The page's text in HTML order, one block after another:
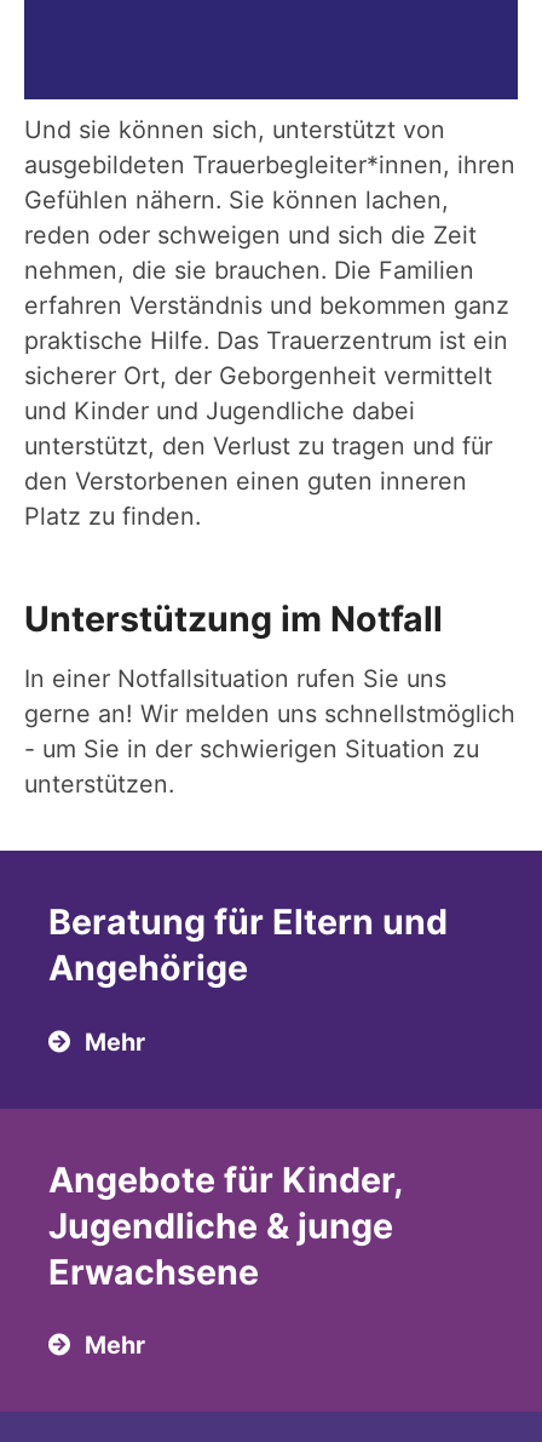
Und sie können sich, unterstützt von
ausgebildeten Trauerbegleiter*innen, ihren
Gefühlen nähern. Sie können lachen,
reden oder schweigen und sich die Zeit
nehmen, die sie brauchen. Die Familien
erfahren Verständnis und bekommen ganz
praktische Hilfe. Das Trauerzentrum ist ein
sicherer Ort, der Geborgenheit vermittelt
und Kinder und Jugendliche dabei
unterstützt, den Verlust zu tragen und für
den Verstorbenen einen guten inneren
Platz zu finden.
Unterstützung im Notfall
In einer Notfallsituation rufen Sie uns
gerne an! Wir melden uns schnellstmöglich
- um Sie in der schwierigen Situation zu
unterstützen.
Beratung für Eltern und
Angehörige
Mehr
Angebote für Kinder,
Jugendliche & junge
Erwachsene
Mehr